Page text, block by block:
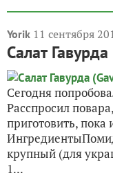
Yorik 11 сентября
Салат
Сегодня
Расспросил
приготовить, пока
крупный (для
1...